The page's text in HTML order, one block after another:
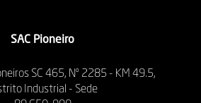
SAC Pioneiro
SC 465, Nº 2285 - KM 49.5,
Industrial - Sede